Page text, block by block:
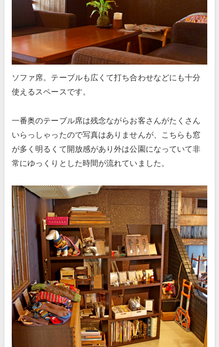
ソファ席。テーブルも広くて打ち合わせなどにも十分
使えるスペースです。
一番奥のテーブル席は残念ながらお客さんがたくさん
いらっしゃったので写真はありませんが、こちらも窓
が多く明るくて開放感があり外は公園になっていて非
常にゆっくりとした時間が流れていました。